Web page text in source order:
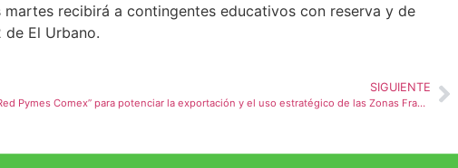
recibirá a contingentes educativos con reserva y de
El Urbano.
SIGUIENTE
El Gobierno de Jujuy lanza la “Red Pymes Comex” para potenciar la exportación y el uso estratégico de las Zonas Francas